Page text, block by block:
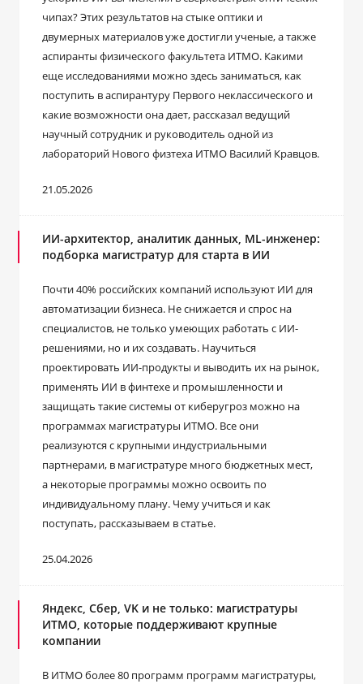
чипах? Этих результатов на стыке оптики и
двумерных материалов уже достигли ученые, а также
аспиранты физического факультета ИТМО. Какими
еще исследованиями можно здесь заниматься, как
поступить в аспирантуру Первого неклассического и
какие возможности она дает, рассказал ведущий
научный сотрудник и руководитель одной из
лабораторий Нового физтеха ИТМО Василий Кравцов.
21.05.2026
ИИ-архитектор, аналитик данных, ML-инженер:
подборка магистратур для старта в ИИ
Почти 40% российских компаний используют ИИ для
автоматизации бизнеса. Не снижается и спрос на
специалистов, не только умеющих работать с ИИ-
решениями, но и их создавать. Научиться
проектировать ИИ-продукты и выводить их на рынок,
применять ИИ в финтехе и промышленности и
защищать такие системы от киберугроз можно на
программах магистратуры ИТМО. Все они
реализуются с крупными индустриальными
партнерами, в магистратуре много бюджетных мест,
а некоторые программы можно освоить по
индивидуальному плану. Чему учиться и как
поступать, рассказываем в статье.
25.04.2026
Яндекс, Сбер, VK и не только: магистратуры
ИТМО, которые поддерживают крупные
компании
В ИТМО более 80 программ программ магистратуры,